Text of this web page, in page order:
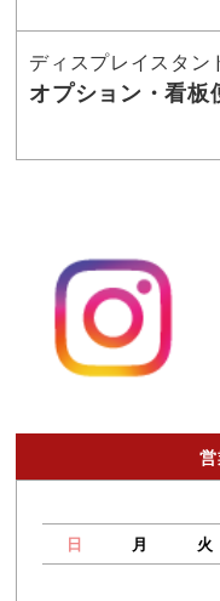
ディスプレイスタン
オプション・看板
日
月 火